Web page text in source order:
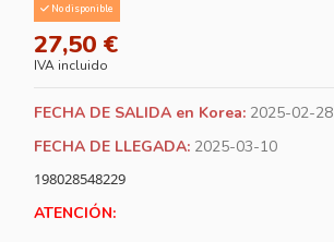
No disponible
27,50 €
IVA incluido
FECHA DE SALIDA en Korea: 2025-02-28
FECHA DE LLEGADA: 2025-03-10
198028548229
ATENCIÓN: